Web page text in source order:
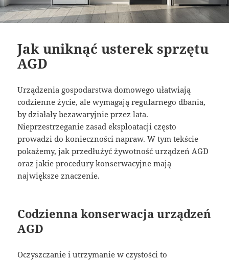
Jak uniknąć usterek sprzętu
AGD
Urządzenia gospodarstwa domowego ułatwiają
codzienne życie, ale wymagają regularnego dbania,
by działały bezawaryjnie przez lata.
Nieprzestrzeganie zasad eksploatacji często
prowadzi do konieczności napraw. W tym tekście
pokażemy, jak przedłużyć żywotność urządzeń AGD
oraz jakie procedury konserwacyjne mają
największe znaczenie.
Codzienna konserwacja urządzeń
AGD
Oczyszczanie i utrzymanie w czystości to